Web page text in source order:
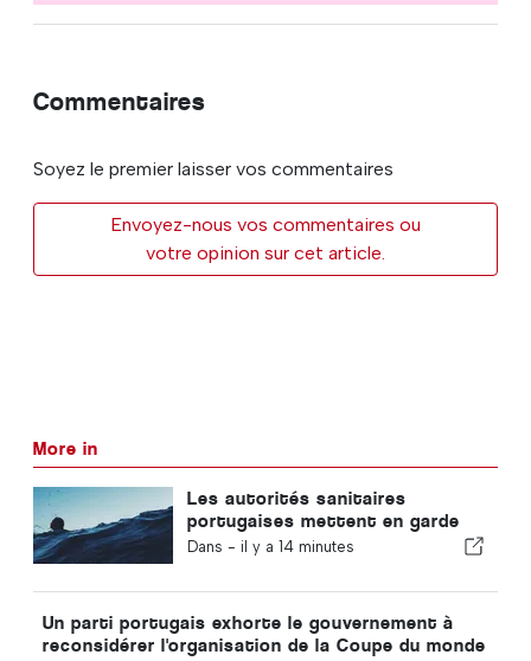
Commentaires
Soyez le premier laisser vos commentaires
Envoyez-nous vos commentaires ou
votre opinion sur cet article.
More in
Les autorités sanitaires
portugaises mettent en garde
contre les risques de noyade
Dans - il y a 14 minutes
Un parti portugais exhorte le gouvernement à
reconsidérer l'organisation de la Coupe du monde